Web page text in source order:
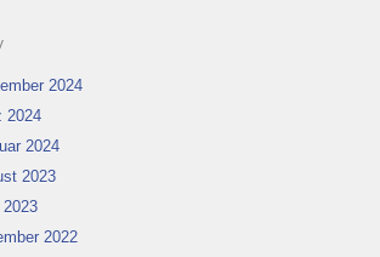
2024
2024
2024
2023
2022